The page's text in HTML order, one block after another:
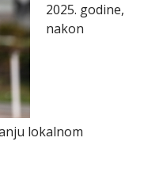
2025. godine,
nakon
lokalnom